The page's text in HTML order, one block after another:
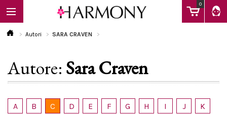
0
EBOOK
LIBRI
Autori SARA CRAVEN
Autore: Sara Craven
A B C D E F G H I J
K